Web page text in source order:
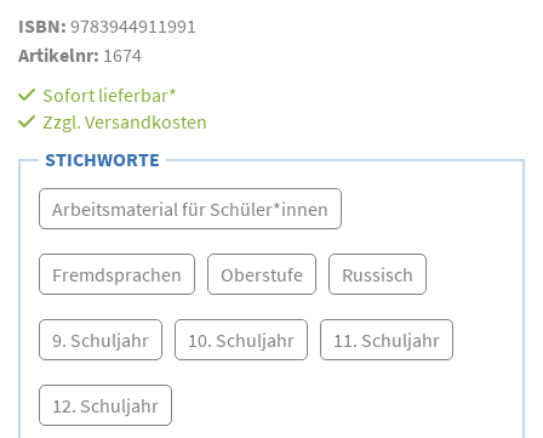
ISBN: 9783944911991
Artikelnr: 1674
Sofort lieferbar*
Zzgl. Versandkosten
STICHWORTE
Arbeitsmaterial für Schüler*innen
Fremdsprachen Oberstufe Russisch
9. Schuljahr 10. Schuljahr 11. Schuljahr
12. Schuljahr